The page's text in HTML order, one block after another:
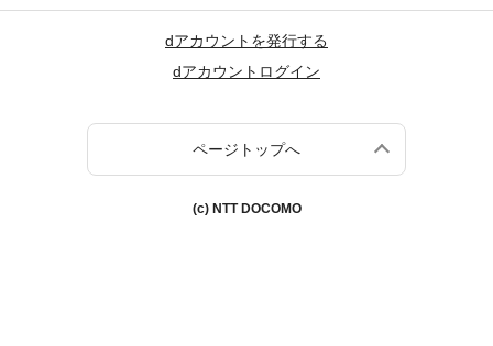
dアカウントを発行する
dアカウントログイン
ページトップへ
(c) NTT DOCOMO